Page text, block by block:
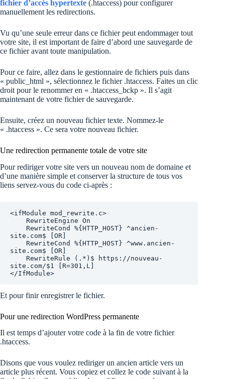
fichier d’accès hypertexte (.htaccess) pour configurer
manuellement les redirections.
Vu qu’une seule erreur dans ce fichier peut endommager tout
votre site, il est important de faire d’abord une sauvegarde de
ce fichier avant toute manipulation.
Pour ce faire, allez dans le gestionnaire de fichiers puis dans
« public_html », sélectionnez le fichier .htaccess. Faites un clic
droit pour le renommer en « .htaccess_bckp ». Il s’agit
maintenant de votre fichier de sauvegarde.
Ensuite, créez un nouveau fichier texte. Nommez-le
« .htaccess ». Ce sera votre nouveau fichier.
Une redirection permanente totale de votre site
Pour rediriger votre site vers un nouveau nom de domaine et
d’une manière simple et conserver la structure de tous vos
liens servez-vous du code ci-après :
<ifModule mod_rewrite.c>
site.com$ [OR]
site.com$ [OR]
site.com/$1 [R=301,L]
</IfModule>
Et pour finir enregistrer le fichier.
Pour une redirection WordPress permanente
Il est temps d’ajouter votre code à la fin de votre fichier
.htaccess.
Disons que vous voulez rediriger un ancien article vers un
article plus récent. Vous copiez et collez le code suivant à la